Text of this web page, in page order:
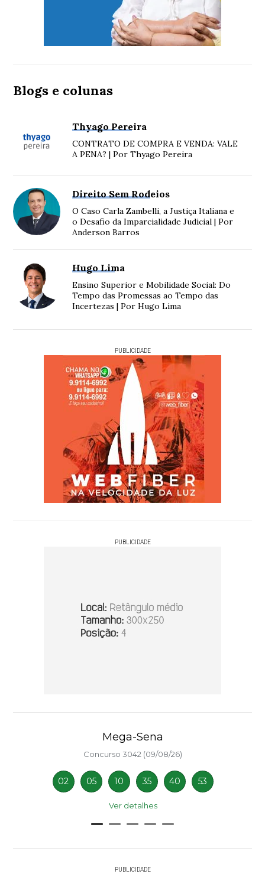
Blogs e colunas
Thyago Pereira
CONTRATO DE COMPRA E VENDA: VALE
A PENA? | Por Thyago Pereira
Direito Sem Rodeios
O Caso Carla Zambelli, a Justiça Italiana e
o Desafio da Imparcialidade Judicial | Por
Anderson Barros
Hugo Lima
Ensino Superior e Mobilidade Social: Do
Tempo das Promessas ao Tempo das
Incertezas | Por Hugo Lima
PUBLICIDADE
PUBLICIDADE
Mega-Sena
Concurso 3042 (09/08/26)
02 05 10 35 40 53
Ver detalhes
PUBLICIDADE